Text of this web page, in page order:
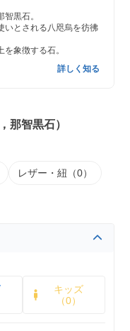
黒石。
いとされる八咫烏を彷彿
象徴する石。
詳しく知る
那智黒石）
レザー・紐（0）
キッズ
（0）